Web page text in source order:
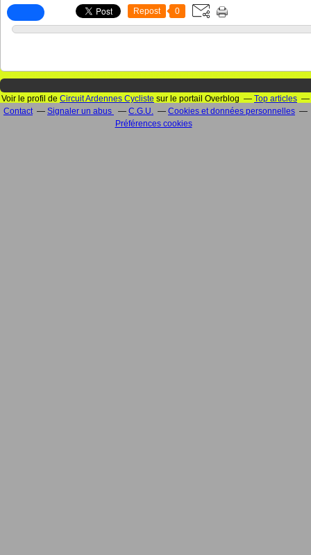
Repost 0
Voir le profil de Circuit Ardennes Cycliste sur le portail Overblog
Top articles
Contact
Signaler un abus C.G.U.
Cookies et données personnelles
Préférences cookies